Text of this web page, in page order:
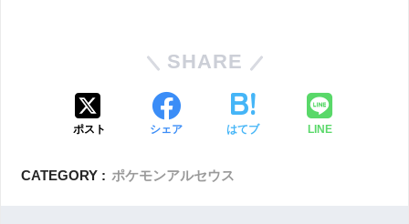
SHARE
ポスト シェア はてブ LINE
CATEGORY : ポケモンアルセウス